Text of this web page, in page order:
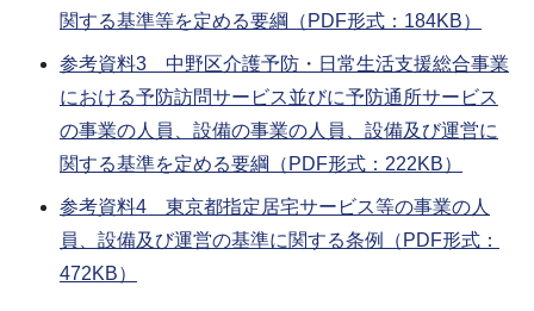
関する基準等を定める要綱（PDF形式：184KB）
参考資料3 中野区介護予防・日常生活支援総合事業
における予防訪問サービス並びに予防通所サービス
の事業の人員、設備の事業の人員、設備及び運営に
関する基準を定める要綱（PDF形式：222KB）
参考資料4 東京都指定居宅サービス等の事業の人
員、設備及び運営の基準に関する条例（PDF形式：
472KB）